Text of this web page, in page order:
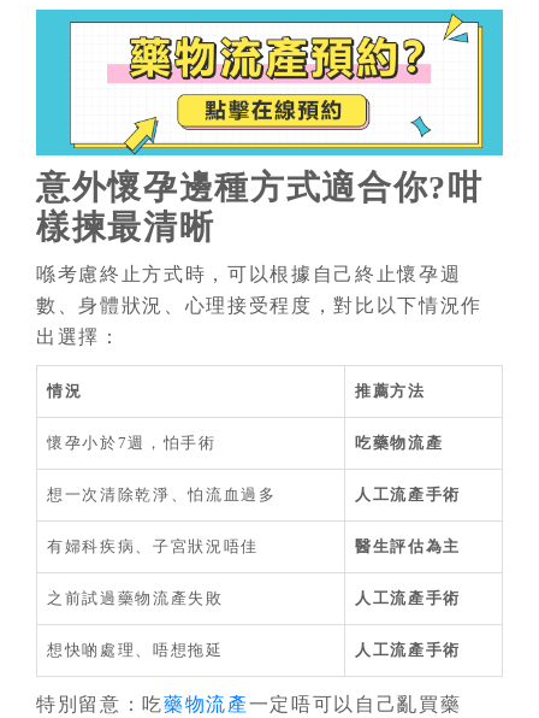
意外懷孕邊種方式適合你?咁
樣揀最清晰
喺考慮終止方式時，可以根據自己終止懷孕週
數、身體狀況、心理接受程度，對比以下情況作
出選擇：
情況 推薦方法
懷孕小於7週，怕手術 吃藥物流產
想一次清除乾淨、怕流血過多 人工流產手術
有婦科疾病、子宮狀況唔佳 醫生評估為主
之前試過藥物流產失敗 人工流產手術
想快啲處理、唔想拖延 人工流產手術
特別留意：吃藥物流產一定唔可以自己亂買藥